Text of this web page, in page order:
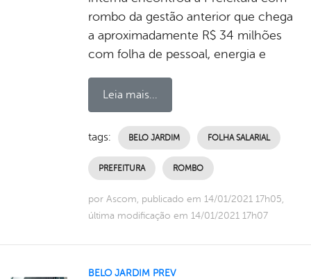
rombo da gestão anterior que chega
a aproximadamente R$ 34 milhões
com folha de pessoal, energia e
Leia mais...
tags: BELO JARDIM FOLHA SALARIAL
PREFEITURA ROMBO
por Ascom, publicado em 14/01/2021 17h05,
última modificação em 14/01/2021 17h07
BELO JARDIM PREV